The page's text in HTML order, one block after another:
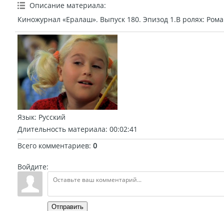
Описание материала:
Киножурнал «Ералаш». Выпуск 180. Эпизод 1.В ролях:
Язык: Русский
Длительность материала: 00:02:41
Всего комментариев: 0
Войдите:
Отправить